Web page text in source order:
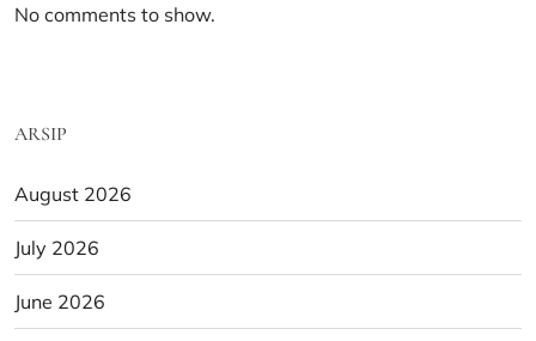
No comments to show.
ARSIP
August 2026
July 2026
June 2026